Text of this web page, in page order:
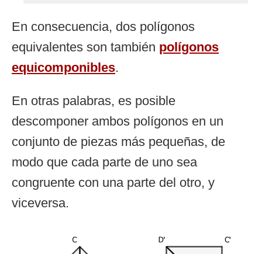
En consecuencia, dos polígonos
equivalentes son también polígonos
equicomponibles.
En otras palabras, es posible
descomponer ambos polígonos en un
conjunto de piezas más pequeñas, de
modo que cada parte de uno sea
congruente con una parte del otro, y
viceversa.